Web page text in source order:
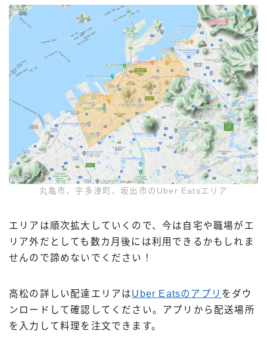
丸亀市、宇多津町、坂出市のUber Eatsエリア
エリアは順次拡大していくので、今は自宅や職場がエ
リア外だとしても数カ月後には利用できるかもしれま
せんので諦めないでください！
高松の詳しい配達エリアはUber Eatsのアプリ をダウ
ンロードして確認してください。アプリから配送場所
を入力して料理を注文できます。